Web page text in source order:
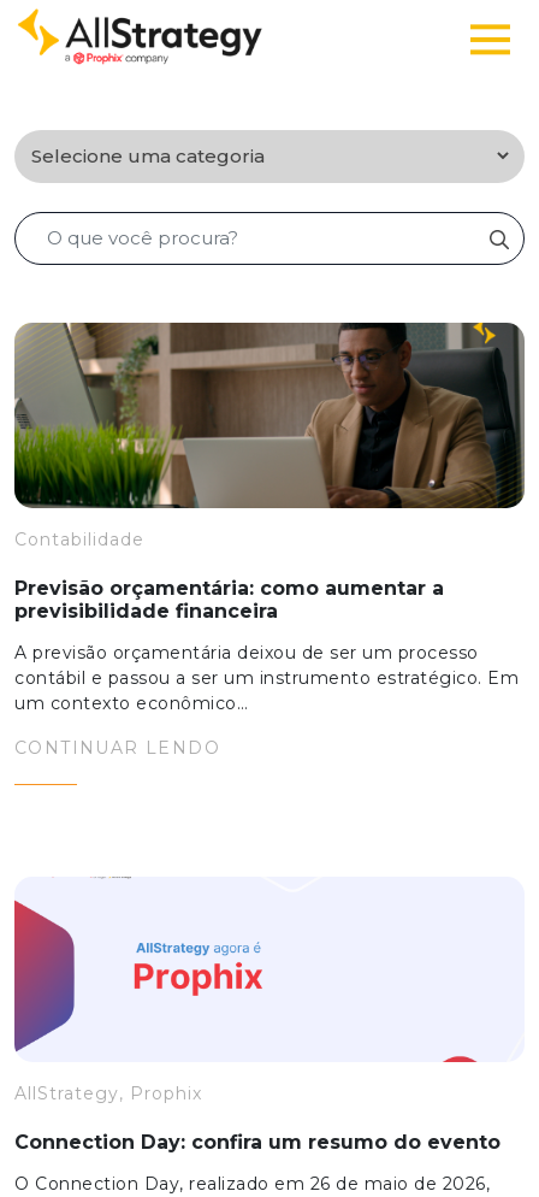
Contabilidade
Previsão orçamentária: como aumentar a
previsibilidade financeira
A previsão orçamentária deixou de ser um processo
contábil e passou a ser um instrumento estratégico. Em
um contexto econômico…
CONTINUAR LENDO
AllStrategy, Prophix
Connection Day: confira um resumo do evento
O Connection Day, realizado em 26 de maio de 2026,